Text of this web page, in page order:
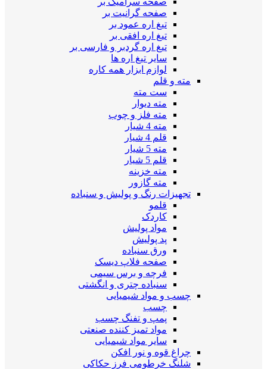
صفحه گرانیت بر
تیغ اره عمود بر
تیغ اره افقی بر
تیغ اره گردبر و فارسی بر
سایر تیغ اره ها
لوازم ابزار همه کاره
مته و قلم
ست مته
مته دیوار
مته فلز و چوب
مته 4 شیار
قلم 4 شیار
مته 5 شیار
قلم 5 شیار
مته خزینه
مته گازور
تجهیزات رنگ و پولیش و سنباده
قلمو
کاردک
مواد پولیش
پد پولیش
ورق سنباده
صفحه فلاپ دیسک
فرچه و برس سیمی
سنباده چتری و انگشتی
چسب و مواد شیمیایی
چسب
پمپ و تفنگ چسب
مواد تمیز کننده صنعتی
سایر مواد شیمیایی
چراغ قوه و نور افکن
شلنگ خرطومی فرز حکاکی